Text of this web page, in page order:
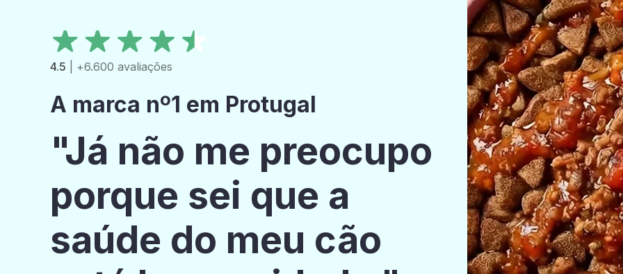
4.5 | +6.600 avaliações
A marca nº1 em Protugal
"Já não me preocupo
porque sei que a
saúde do meu cão